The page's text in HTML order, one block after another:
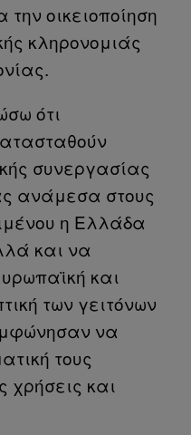
οικειοποίηση
κληρονομιάς
ότι
συνεργασίας
ανάμεσα στους
η Ελλάδα
και να
και
των γειτόνων
να
τους
χρήσεις και